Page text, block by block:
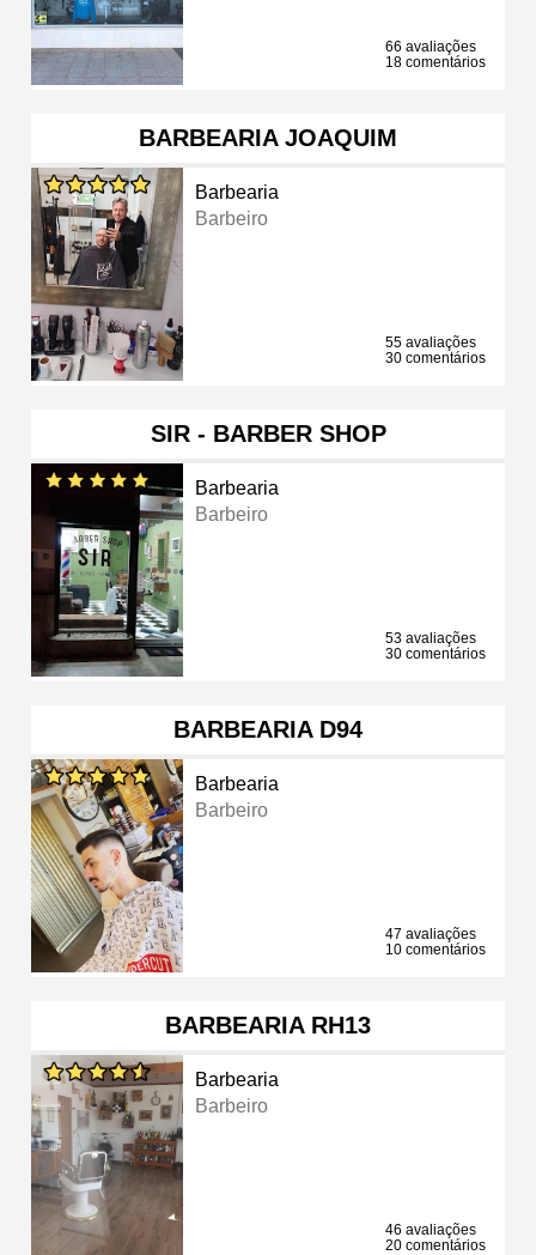
66 avaliações
18 comentários
BARBEARIA JOAQUIM
Barbearia
Barbeiro
55 avaliações
30 comentários
SIR - BARBER SHOP
Barbearia
Barbeiro
53 avaliações
30 comentários
BARBEARIA D94
Barbearia
Barbeiro
47 avaliações
10 comentários
BARBEARIA RH13
Barbearia
Barbeiro
46 avaliações
20 comentários